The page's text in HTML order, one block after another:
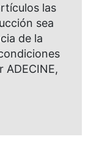
las
sea
de la
ADECINE,